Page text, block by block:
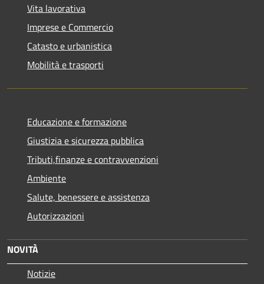
Vita lavorativa
Imprese e Commercio
Catasto e urbanistica
Mobilità e trasporti
Educazione e formazione
Giustizia e sicurezza pubblica
Tributi,finanze e contravvenzioni
Ambiente
Salute, benessere e assistenza
Autorizzazioni
NOVITÀ
Notizie